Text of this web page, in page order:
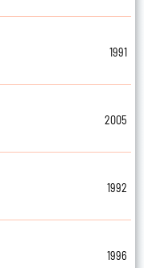
1991
2005
1992
1996